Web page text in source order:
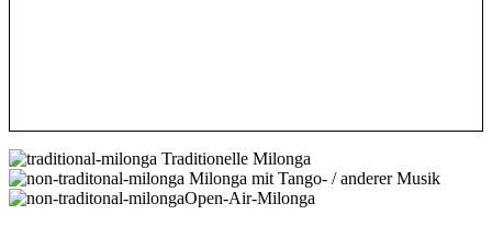
Traditionelle Milonga
Milonga mit Tango- / anderer Musik
Open-Air-Milonga